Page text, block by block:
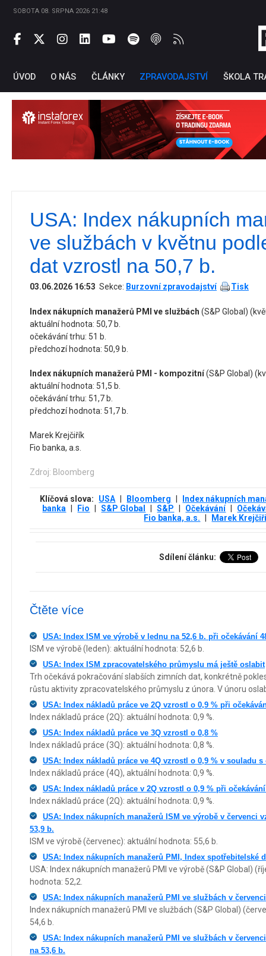
SOBOTA 08. SRPNA 2026 21:48
ÚVOD O NÁS ČLÁNKY ZPRAVODAJSTVÍ ŠKOLA
USA: Index nákupních
ve službách v květnu
dat vzrostl na 50,7 b.
03.06.2026 16:53 Sekce: Burzovní zpravodajství Tisk
Index nákupních manažerů PMI ve službách (S&P Global)
aktuální hodnota: 50,7 b.
očekávání trhu: 51 b.
předchozí hodnota: 50,9 b.
Index nákupních manažerů PMI - kompozitní(S&P Global)
aktuální hodnota: 51,5 b.
očekávání trhu: 51,7 b.
předchozí hodnota: 51,7 b.
Marek Krejčiřík
Fio banka, a.s.
Zdroj: Bloomberg
Klíčová slova: USA Bloomberg
Index nákupních
banka
Fio S&P Global S&P Očekávání
Fio banka, a.s.
Marek
Sdílení článku:
Čtěte více
USA: Index ISM ve výrobě v lednu na 52,6 b. při očekávání
ISM ve výrobě (leden): aktuální hodnota: 52,6 b.
USA: Index ISM zpracovatelského průmyslu má ještě oslabit
Trh očekává pokračování slabších zimních dat, konkrétně
růstu aktivity zpracovatelského průmyslu z února. V únoru
USA: Index nákladů práce ve 2Q vzrostl o 0,9 % při
Index nákladů práce (2Q): aktuální hodnota: 0,9 %.
USA: Index nákladů práce ve 3Q vzrostl o 0,8 %
Index nákladů práce (3Q): aktuální hodnota: 0,8 %.
USA: Index nákladů práce ve 4Q vzrostl o 0,9 % v souladu s
Index nákladů práce (4Q), aktuální hodnota: 0,9 %.
USA: Index nákladů práce v 2Q vzrostl o 0,9 % při
Index nákladů práce (2Q): aktuální hodnota: 0,9 %.
USA: Index nákupních manažerů ISM ve výrobě v červenci
53,9 b.
ISM ve výrobě (červenec): aktuální hodnota: 55,6 b.
USA: Index nákupních manažerů PMI, Index spotřebitelské
USA: Index nákupních manažerů PMI ve výrobě (S&P Global)
hodnota: 52,2.
USA: Index nákupních manažerů PMI ve službách v
Index nákupních manažerů PMI ve službách (S&P Global)
54,6 b.
USA: Index nákupních manažerů PMI ve službách v
na 53,6 b.